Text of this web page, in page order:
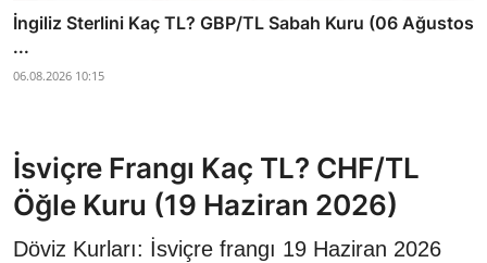
İngiliz Sterlini Kaç TL? GBP/TL Sabah Kuru (06 Ağustos
...
06.08.2026 10:15
İsviçre Frangı Kaç TL? CHF/TL
Öğle Kuru (19 Haziran 2026)
Döviz Kurları: İsviçre frangı 19 Haziran 2026